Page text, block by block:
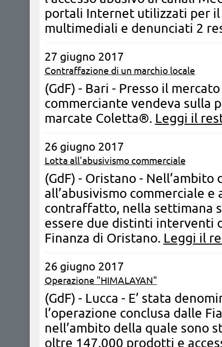
portali Internet utilizzati per
multimediali e denunciati 2
27 giugno 2017
Contraffazione di un marchio locale
(GdF) - Bari - Presso il
commerciante vendeva sulla
marcate Coletta®. Leggi il
26 giugno 2017
Lotta all'abusivismo commerciale
(GdF) - Oristano -
all’abusivismo commerciale
contraffatto, nella settimana
essere due distinti interventi
Finanza di Oristano. Leggi il
26 giugno 2017
Operazione "HIMALAYAN"
(GdF) - Lucca - E’ stata
l’operazione conclusa dalle
nell’ambito della quale sono
oltre 147.000 prodotti e